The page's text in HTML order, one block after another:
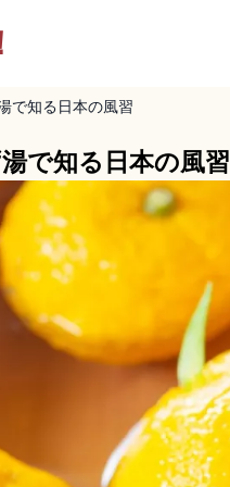
で知る日本の風習
で知る日本の風習